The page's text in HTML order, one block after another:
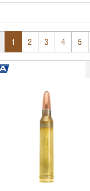
1 2 3 4 5